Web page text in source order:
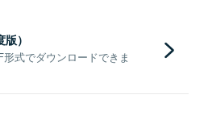
）
式でダウンロードできま